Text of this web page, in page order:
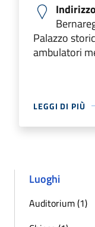
Indirizzo
Palazzo
ambulatori
LEGGI DI PIÙ
Luoghi
Auditorium (1)